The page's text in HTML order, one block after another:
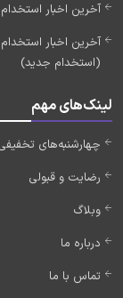
آخرین اخبار استخدام کادر
(استخدام جدید)
لینک‌های مهم
چهارشنبه‌های
رضایت و قبولی
وبلاگ
درباره ما
تماس با ما